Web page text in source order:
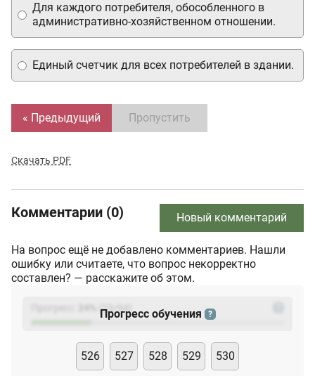
Единый счетчик для всех потребителей в здании.
Для каждого потребителя, обособленного в
административно-хозяйственном отношении.
« Предыдущий Пропустить
Скачать PDF
Комментарии (0) Новый комментарий
На вопрос ещё не добавлено комментариев. Нашли
ошибку или считаете, что вопрос некорректно
составлен? — расскажите об этом.
(23
Прогресс обучения ?
526 527 528 529 530